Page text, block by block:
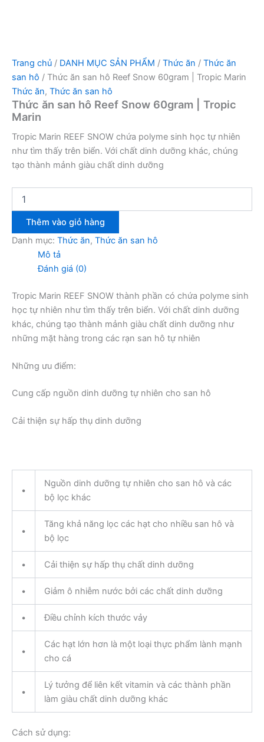
Trang chủ / DANH MỤC SẢN PHẨM / Thức ăn / Thức ăn
san hô / Thức ăn san hô Reef Snow 60gram | Tropic Marin
Thức ăn, Thức ăn san hô
Thức ăn san hô Reef Snow 60gram | Tropic
Marin
Tropic Marin REEF SNOW chứa polyme sinh học tự nhiên
như tìm thấy trên biển. Với chất dinh dưỡng khác, chúng
tạo thành mảnh giàu chất dinh dưỡng
Thêm vào giỏ hàng
Danh mục: Thức ăn, Thức ăn san hô
Mô tả
Đánh giá (0)
Tropic Marin REEF SNOW thành phần có chứa polyme sinh
học tự nhiên như tìm thấy trên biển. Với chất dinh dưỡng
khác, chúng tạo thành mảnh giàu chất dinh dưỡng như
những mặt hàng trong các rạn san hô tự nhiên
Những ưu điểm:
Cung cấp nguồn dinh dưỡng tự nhiên cho san hô
Cải thiện sự hấp thụ dinh dưỡng
•
Nguồn dinh dưỡng tự nhiên cho san hô và các
bộ lọc khác
•
Tăng khả năng lọc các hạt cho nhiều san hô và
bộ lọc
• Cải thiện sự hấp thụ chất dinh dưỡng
• Giảm ô nhiễm nước bởi các chất dinh dưỡng
• Điều chỉnh kích thước vảy
•
Các hạt lớn hơn là một loại thực phẩm lành mạnh
cho cá
•
Lý tưởng để liên kết vitamin và các thành phần
làm giàu chất dinh dưỡng khác
Cách sử dụng: